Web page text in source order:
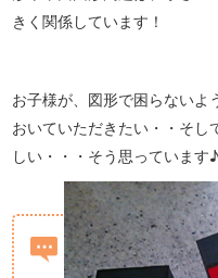
きく関係しています！
お子様が、図形で困らないよ
おいていただきたい・・そし
しい・・・そう思っています♪